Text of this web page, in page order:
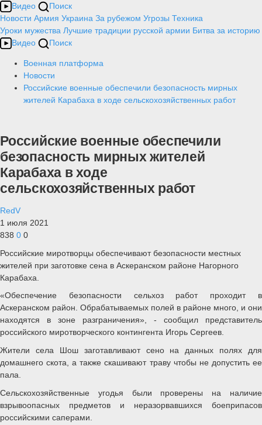
Видео
Поиск
Новости Армия Украина За рубежом Угрозы Техника
Уроки мужества Лучшие традиции русской армии Битва за историю
Видео
Поиск
Военная платформа
Новости
Российские военные обеспечили безопасность мирных
жителей Карабаха в ходе сельскохозяйственных работ
Российские военные обеспечили
безопасность мирных жителей
Карабаха в ходе
сельскохозяйственных работ
RedV
1 июля 2021
838 0 0
Российские миротворцы обеспечивают безопасности местных
жителей при заготовке сена в Аскеранском районе Нагорного
Карабаха.
«Обеспечение безопасности сельхоз работ проходит в
Аскеранском район. Обрабатываемых полей в районе много, и они
находятся в зоне разграничения», - сообщил представитель
российского миротворческого контингента Игорь Сергеев.
Жители села Шош заготавливают сено на данных полях для
домашнего скота, а также скашивают траву чтобы не допустить ее
пала.
Сельскохозяйственные угодья были проверены на наличие
взрывоопасных предметов и неразорвавшихся боеприпасов
российскими саперами.